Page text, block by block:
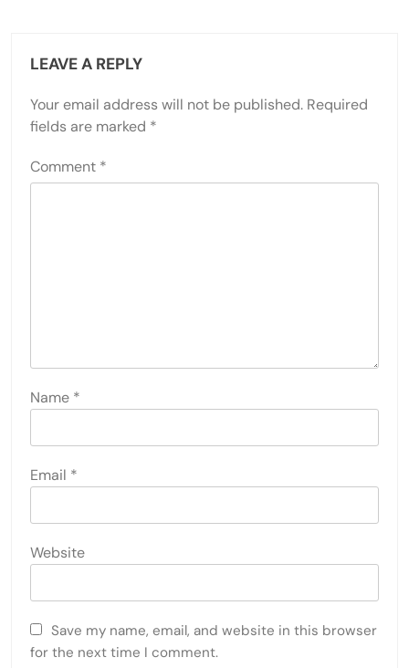
LEAVE A REPLY
Your email address will not be published. Required
fields are marked *
Comment *
Name *
Email *
Website
Save my name, email, and website in this browser
for the next time I comment.